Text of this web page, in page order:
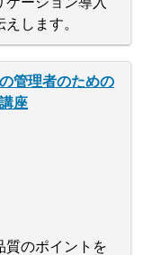
します。
管理者のための
座
質のポイントを